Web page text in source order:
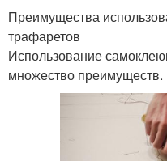
Преимущества
трафаретов
Использование
множество преимуществ.